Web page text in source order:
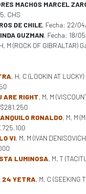
MACHOS MARCEL
CHS
DE CHILE, Fecha: 22/
GUZMAN, Fecha: 18/
M (ROCK OF GIBRALTAR)
, H, C (LOOKIN AT
ARE RIGHT, M, M
RONALDO, M, M
VI, M, M (IVAN
LUMINOSA, M, T
24 YETRA, M, C (SEEKING